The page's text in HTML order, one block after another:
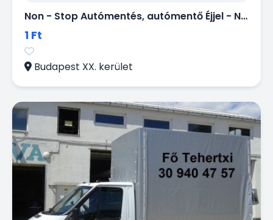
Non - Stop Autómentés, autómentő Éjjel - Nappal.
1 Ft
Budapest XX. kerület